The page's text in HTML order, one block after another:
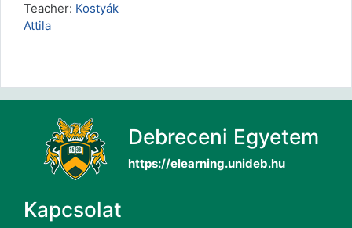
Teacher: Kostyák
Attila
Debreceni Egyetem
https://elearning.unideb.hu
Kapcsolat